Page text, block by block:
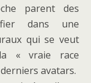
parent des
dans une
qui se veut
« vraie race
avatars.